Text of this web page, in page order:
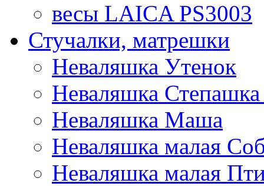
весы LAICA PS3003
Стучалки, матрешки
Неваляшка Утенок
Неваляшка Степашка
Неваляшка Маша
Неваляшка малая
Неваляшка малая